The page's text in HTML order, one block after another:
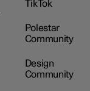
TikTok
Polestar
Community
Design
Community